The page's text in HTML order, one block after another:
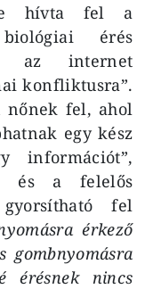
hívta fel a
érés
az internet
konfliktusra”.
nőnek fel, ahol
egy kész
információt”,
és a felelős
fel
érkező
érésnek nincs